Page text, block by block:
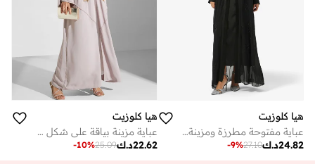
هيا كلوزيت
عباية مفتوحة مطرزة ومزينة بياقة عالية
د.ك24.82
27.10
-9%
هيا كلوزيت
عباية مزينة بياقة على شكل حرف
د.ك22.62
25.09
-10%